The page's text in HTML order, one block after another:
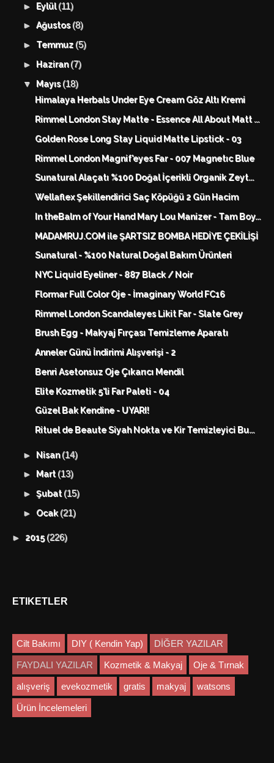
► Eylül(11)
►Ağustos(8)
► Temmuz (5)
► Haziran(7)
▼ Mayıs(18)
Himalaya Herbals Under Eye Cream Göz Altı Kremi
Rimmel London Stay Matte - Essence All About Matt ...
Golden Rose Long Stay Liquid Matte Lipstick - 03
Rimmel London Magnif'eyes Far - 007 Magnetıc Blue
Sunatural Alaçatı %100 Doğal İçerikli Organik Zeyt...
Wellaflex Şekillendirici Saç Köpüğü 2 Gün Hacim
In theBalm of Your Hand Mary Lou Manizer - Tam Boy...
MADAMRUJ.COM ile ŞARTSIZ BOMBA HEDİYE ÇEKİLİŞİ
Sunatural - %100 Natural Doğal Bakım Ürünleri
NYC Liquid Eyeliner - 887 Black / Noir
Flormar Full Color Oje - İmaginary World FC16
Rimmel London Scandaleyes Likit Far - Slate Grey
Brush Egg - Makyaj Fırçası Temizleme Aparatı
Anneler Günü İndirimi Alışverişi - 2
Benri Asetonsuz Oje Çıkarıcı Mendil
Elite Kozmetik 5'li Far Paleti - 04
Güzel Bak Kendine - UYARI!
Rituel de Beaute Siyah Nokta ve Kir Temizleyici Bu...
► Nisan(14)
► Mart(13)
►Şubat(15)
► Ocak(21)
► 2015(226)
ETIKETLER
Cilt Bakımı DIY ( Kendin Yap) DİĞER YAZILAR
FAYDALI YAZILAR Kozmetik & Makyaj Oje & Tırnak
alışveriş evekozmetik gratis makyaj watsons
Ürün İncelemeleri